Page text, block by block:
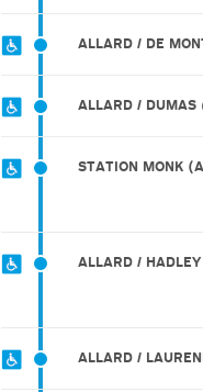
ALLARD / DE
ALLARD / DUMAS
STATION MONK
ALLARD / HADLEY
ALLARD /